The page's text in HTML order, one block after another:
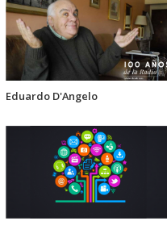
Eduardo D'Angelo